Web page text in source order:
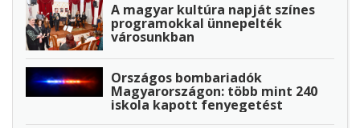
A magyar kultúra napját színes
programokkal ünnepelték
városunkban
Országos bombariadók
Magyarországon: több mint 240
iskola kapott fenyegetést